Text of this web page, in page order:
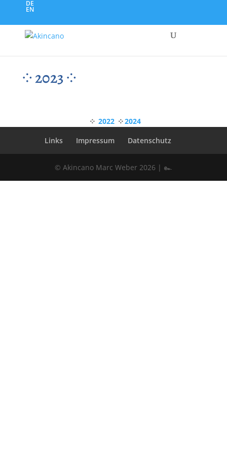
DE
EN
༶ 2023 ༶
༶ 2022༶2024
Links
Impressum Datenschutz
© Akincano Marc Weber 2026 | ๛